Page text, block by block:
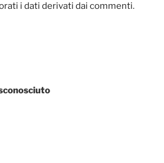
i dati derivati dai commenti.